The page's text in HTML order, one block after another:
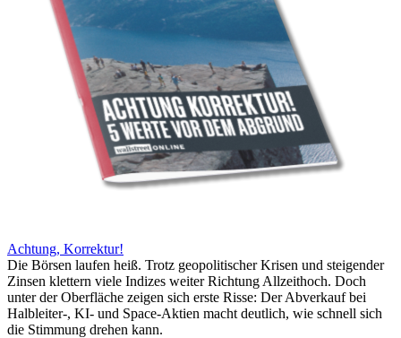
Achtung, Korrektur!
Die Börsen laufen heiß. Trotz geopolitischer Krisen und steigender
Zinsen klettern viele Indizes weiter Richtung Allzeithoch. Doch
unter der Oberfläche zeigen sich erste Risse: Der Abverkauf bei
Halbleiter-, KI- und Space-Aktien macht deutlich, wie schnell sich
die Stimmung drehen kann.